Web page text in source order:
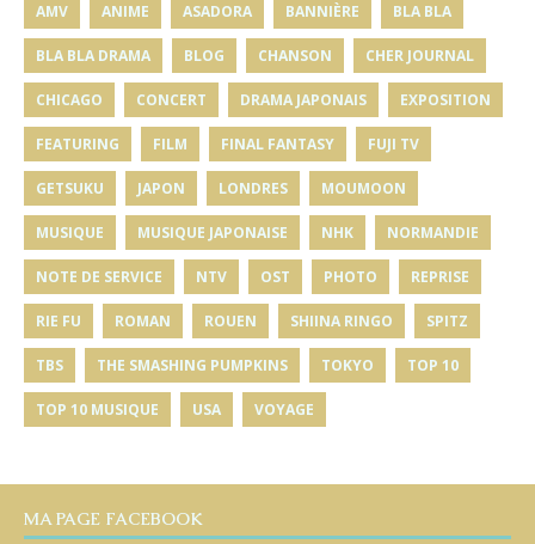
AMV ANIME ASADORA BANNIÈRE BLA BLA
BLA BLA DRAMA BLOG CHANSON CHER JOURNAL
CHICAGO CONCERT DRAMA JAPONAIS EXPOSITION
FEATURING FILM FINAL FANTASY FUJI TV
GETSUKU JAPON LONDRES MOUMOON
MUSIQUE MUSIQUE JAPONAISE NHK NORMANDIE
NOTE DE SERVICE NTV OST PHOTO REPRISE
RIE FU ROMAN ROUEN SHIINA RINGO SPITZ
TBS THE SMASHING PUMPKINS TOKYO TOP 10
TOP 10 MUSIQUE USA VOYAGE
MA PAGE FACEBOOK